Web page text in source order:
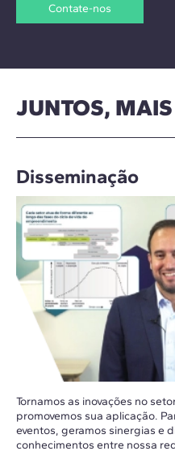
Contate-nos
JUNTOS,
Disseminação
Tornamos as inovações no
promovemos sua aplicação.
eventos, geramos sinergias e
conhecimentos entre nossa